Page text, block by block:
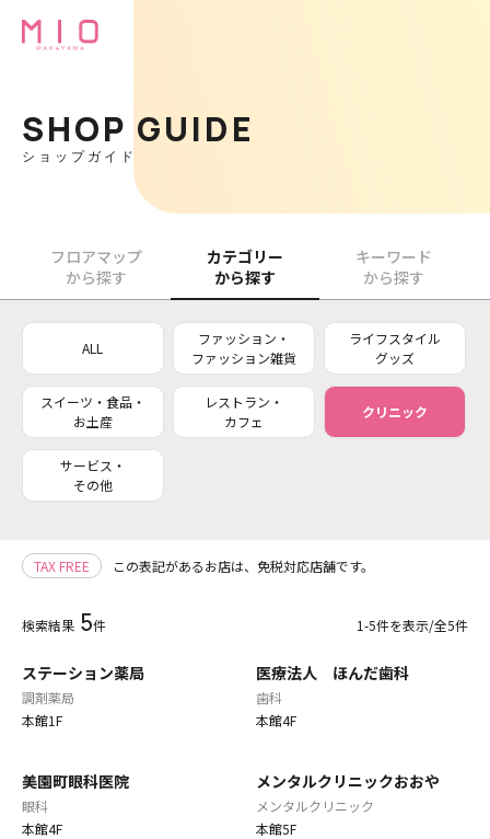
SHOP GUIDE
ショップガイド
フロアマップ
から探す
カテゴリー
から探す
キーワード
から探す
ALL
ファッション・
ファッション雑貨
ライフスタイル
グッズ
スイーツ・食品・
お土産
レストラン・
カフェ
クリニック
サービス・
その他
TAX FREE この表記があるお店は、免税対応店舗です。
検索結果 5件 1-5件を表示/全5件
ステーション薬局
調剤薬局
本館1F
医療法人 ほんだ歯科
歯科
本館4F
美園町眼科医院
眼科
本館4F
メンタルクリニックおおや
メンタルクリニック
本館5F